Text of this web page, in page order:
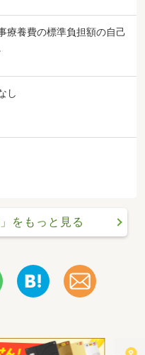
療養費の標準負担額の自己
し
」をもっと見る